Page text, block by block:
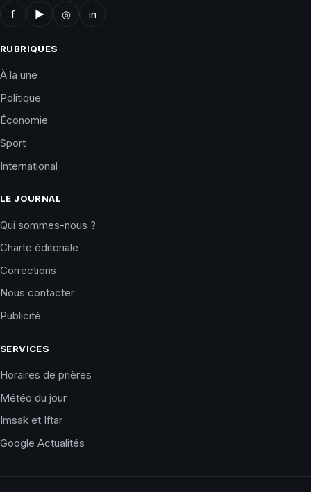
f ▶ ◎ in
RUBRIQUES
À la une
Politique
Économie
Sport
International
LE JOURNAL
Qui sommes-nous ?
Charte éditoriale
Corrections
Nous contacter
Publicité
SERVICES
Horaires de prières
Météo du jour
Imsak et Iftar
Google Actualités